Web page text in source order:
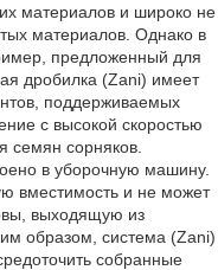
материалов и широко не
материалов. Однако в
предложенный для
дробилка (Zani) имеет
поддерживаемых
с высокой скоростью
семян сорняков.
в уборочную машину.
вместимость и не может
выходящую из
образом, система (Zani)
собранные